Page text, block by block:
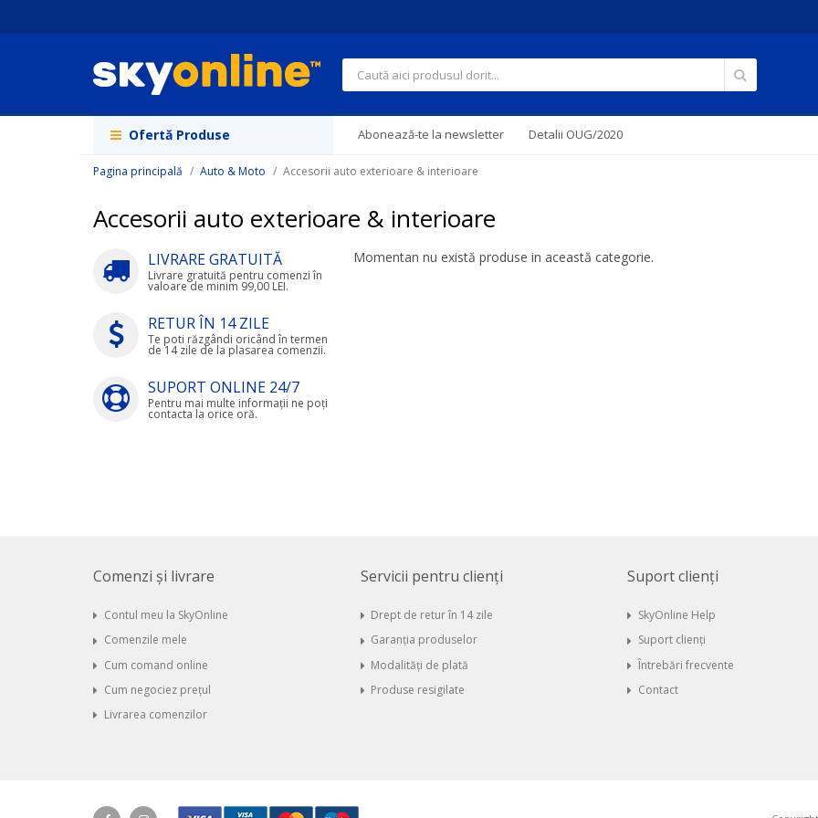
la
Căutare
Ofertă Produse Abonează-te la newsletter Detalii OUG/2020
Pagina principală Auto & Moto Accesorii auto exterioare & interioare
Accesorii auto exterioare & interioare
Momentan nu există produse in această categorie.
LIVRARE GRATUITĂ
Livrare gratuită pentru comenzi în
valoare de minim 99,00 LEI.
RETUR ÎN 14 ZILE
Te poti răzgândi oricând în termen
de 14 zile de la plasarea comenzii.
SUPORT ONLINE 24/7
Pentru mai multe informații ne poți
contacta la orice oră.
Comenzi și livrare
Contul meu la SkyOnline
Comenzile mele
Cum comand online
Cum negociez prețul
Livrarea comenzilor
Servicii pentru clienți
Drept de retur în 14 zile
Garanția produselor
Modalități de plată
Produse resigilate
Suport clienți
SkyOnline Help
Suport clienți
Întrebări frecvente
Contact